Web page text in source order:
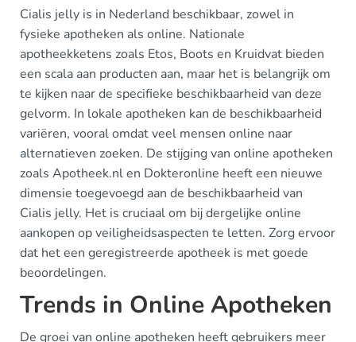
Cialis jelly is in Nederland beschikbaar, zowel in
fysieke apotheken als online. Nationale
apotheekketens zoals Etos, Boots en Kruidvat bieden
een scala aan producten aan, maar het is belangrijk om
te kijken naar de specifieke beschikbaarheid van deze
gelvorm. In lokale apotheken kan de beschikbaarheid
variëren, vooral omdat veel mensen online naar
alternatieven zoeken. De stijging van online apotheken
zoals Apotheek.nl en Dokteronline heeft een nieuwe
dimensie toegevoegd aan de beschikbaarheid van
Cialis jelly. Het is cruciaal om bij dergelijke online
aankopen op veiligheidsaspecten te letten. Zorg ervoor
dat het een geregistreerde apotheek is met goede
beoordelingen.
Trends in Online Apotheken
De groei van online apotheken heeft gebruikers meer